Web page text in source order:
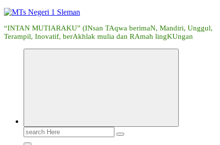
“INTAN MUTIARAKU” (INsan TAqwa berimaN, Mandiri, Unggul,
Terampil, Inovatif, berAkhlak mulia dan RAmah lingKUngan
Search
for: